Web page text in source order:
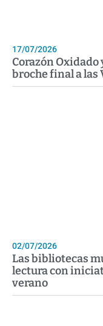
17/07/2026
Corazón Oxidado
broche final a las
02/07/2026
Las bibliotecas
lectura con
verano